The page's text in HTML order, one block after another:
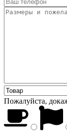
Пожалуйста,